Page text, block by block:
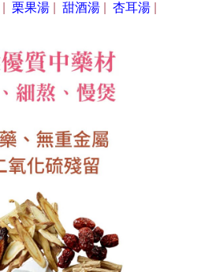
栗果湯 甜酒湯 杏耳湯